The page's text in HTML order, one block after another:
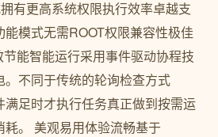
有更高系统权限执行效率卓越支
模式无需ROOT权限兼容性极佳
节能智能运行采用事件驱动协程技
不同于传统的轮询检查方式
满足时才执行任务真正做到按需运
。 美观易用体验流畅基于